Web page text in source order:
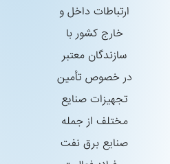
ارتباطات داخل و
خارج كشور با
سازندگان معتبر
در خصوص تأمین
تجهیزات صنایع
مختلف از جمله
صنایع برق نفت